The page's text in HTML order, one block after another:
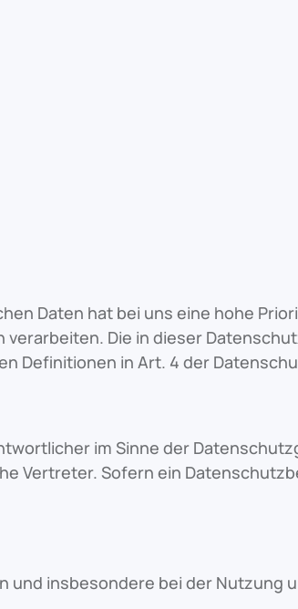
Daten hat bei uns eine hohe
Die in dieser
Definitionen in Art. 4 der
im Sinne der
Vertreter. Sofern ein
und insbesondere bei der